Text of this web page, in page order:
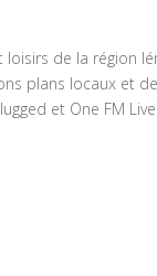
loisirs de la région
plans locaux et
et One FM Live